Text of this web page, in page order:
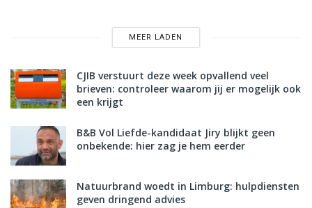
MEER LADEN
CJIB verstuurt deze week opvallend veel
brieven: controleer waarom jij er mogelijk ook
een krijgt
B&B Vol Liefde-kandidaat Jiry blijkt geen
onbekende: hier zag je hem eerder
Natuurbrand woedt in Limburg: hulpdiensten
geven dringend advies